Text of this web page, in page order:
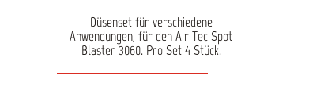
Düsenset für verschiedene
Anwendungen, für den Air Tec Spot
Blaster 3060. Pro Set 4 Stück.